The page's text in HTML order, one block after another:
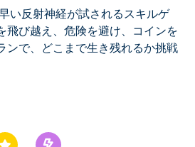
い反射神経が試されるスキルゲ
飛び越え、危険を避け、コインを
ンで、どこまで生き残れるか挑戦